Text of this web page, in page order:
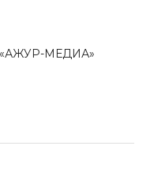
«АЖУР-МЕДИА»